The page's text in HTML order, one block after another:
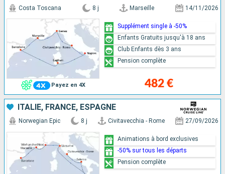
Payez en 4X
Costa Toscana 8 j Marseille 14/11/2026
482 €
Supplément single à -50%
Enfants Gratuits jusqu'à 18 ans
Club Enfants dès 3 ans
Pension complète
ITALIE, FRANCE, ESPAGNE
Norwegian Epic 8 j Civitavecchia - Rome 27/09/2026
Animations à bord exclusives
-50% sur tous les départs
Pension complète